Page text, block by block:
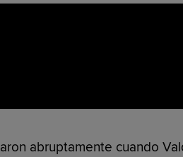
abruptamente cuando